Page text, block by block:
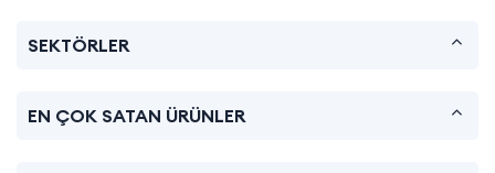
SEKTÖRLER
EN ÇOK SATAN ÜRÜNLER